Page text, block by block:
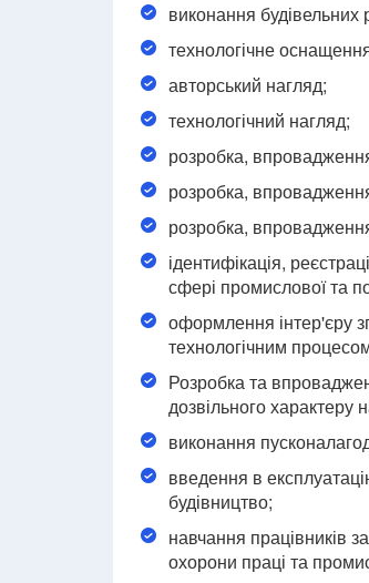
виконання будівельних
технологічне
авторський нагляд;
технологічний нагляд;
розробка,
розробка,
розробка,
ідентифікація,
сфері промислової та
оформлення інтер'єру
технологічним
Розробка та
дозвільного характеру
виконання
введення в
будівництво;
навчання працівників
охорони праці та